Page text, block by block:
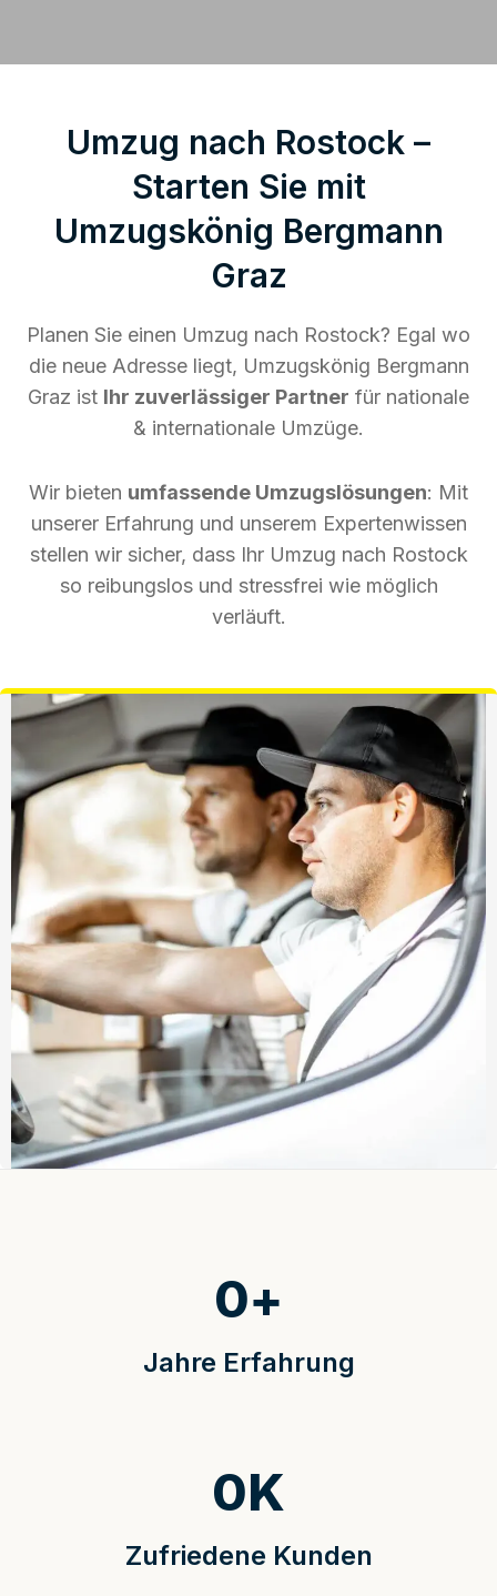
Umzug nach Rostock –
Starten Sie mit
Umzugskönig Bergmann
Graz
Planen Sie einen Umzug nach Rostock? Egal wo
die neue Adresse liegt, Umzugskönig Bergmann
Graz ist Ihr zuverlässiger Partner für nationale
& internationale Umzüge.
Wir bieten umfassende Umzugslösungen: Mit
unserer Erfahrung und unserem Expertenwissen
stellen wir sicher, dass Ihr Umzug nach Rostock
so reibungslos und stressfrei wie möglich
verläuft.
Jahre Erfahrung
0+
Zufriedene Kunden
0K